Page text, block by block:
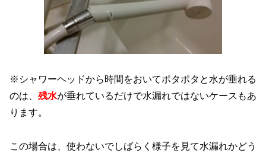
※シャワーヘッドから時間をおいてポタポタと水が垂れる
のは、 残水が垂れているだけで水漏れではないケースもあ
ります。
この場合は、使わないでしばらく様子を見て水漏れかどう